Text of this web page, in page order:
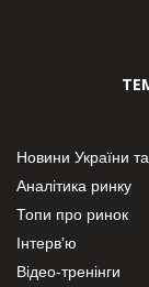
Новини України
Аналітика ринку
Топи про ринок
Інтерв’ю
Відео-тренінги